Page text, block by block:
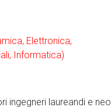
Elettronica,
Informatica)
ingegneri laureandi e